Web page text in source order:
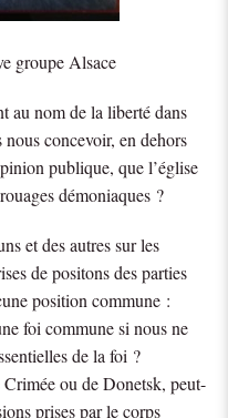
groupe Alsace
au nom de la liberté dans
concevoir, en dehors
publique, que l’église
démoniaques ?
et des autres sur les
de positons des parties
position commune :
foi commune si nous ne
de la foi ?
ou de Donetsk, peut-
prises par le corps